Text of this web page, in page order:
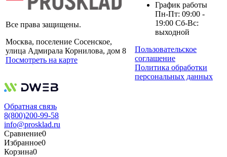
Все права защищены.
Москва, поселение Сосенское,
улица Адмирала Корнилова, дом 8
Посмотреть на карте
График работы
Пн-Пт: 09:00 -
19:00 Сб-Вс:
выходной
Пользовательское
соглашение
Политика обработки
персональных данных
Обратная связь
8(800)200-99-58
info@prosklad.ru
Сравнение0
Избранное0
Корзина0